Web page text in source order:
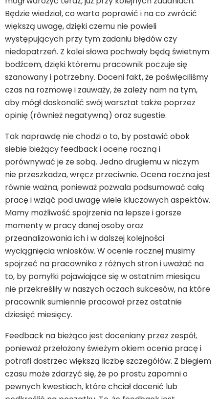
Będzie wiedział, co warto poprawić i na co zwrócić
większą uwagę, dzięki czemu nie powieli
występujących przy tym zadaniu błędów czy
niedopatrzeń. Z kolei słowa pochwały będą świetnym
bodźcem, dzięki któremu pracownik poczuje się
szanowany i potrzebny. Doceni fakt, że poświęciliśmy
czas na rozmowę i zauważy, że zależy nam na tym,
aby mógł doskonalić swój warsztat także poprzez
opinię (również negatywną) oraz sugestie.
Tak naprawdę nie chodzi o to, by postawić obok
siebie bieżący feedback i ocenę roczną i
porównywać je ze sobą. Jedno drugiemu w niczym
nie przeszkadza, wręcz przeciwnie. Ocena roczna jest
równie ważna, ponieważ pozwala podsumować całą
pracę i wziąć pod uwagę wiele kluczowych aspektów.
Mamy możliwość spojrzenia na lepsze i gorsze
momenty w pracy danej osoby oraz
przeanalizowania ich i w dalszej kolejności
wyciągnięcia wniosków. W ocenie rocznej musimy
spojrzeć na pracownika z różnych stron i uważać na
to, by pomyłki pojawiające się w ostatnim miesiącu
nie przekreśliły w naszych oczach sukcesów, na które
pracownik sumiennie pracował przez ostatnie
dziesięć miesięcy.
Feedback na bieżąco jest doceniany przez zespół,
ponieważ przełożony świeżym okiem ocenia pracę i
potrafi dostrzec większą liczbę szczegółów. Z biegiem
czasu może zdarzyć się, że po prostu zapomni o
pewnych kwestiach, które chciał docenić lub